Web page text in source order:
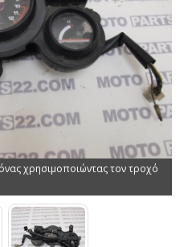
χρησιμοποιώντας τον τροχό